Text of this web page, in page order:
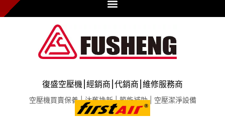
復盛空壓機⎮經銷商⎮代銷商⎮維修服務商
空壓機買賣保養 | 汰舊換新 | 節能補助 | 空壓潔淨設備